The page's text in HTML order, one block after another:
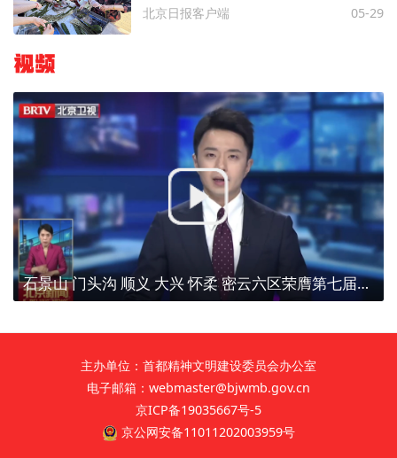
北京日报客户端 05-29
视频
石景山 门头沟 顺义 大兴 怀柔 密云六区荣膺第七届全国文明城区称号
主办单位：首都精神文明建设委员会办公室
电子邮箱：webmaster@bjwmb.gov.cn
京ICP备19035667号-5
京公网安备11011202003959号